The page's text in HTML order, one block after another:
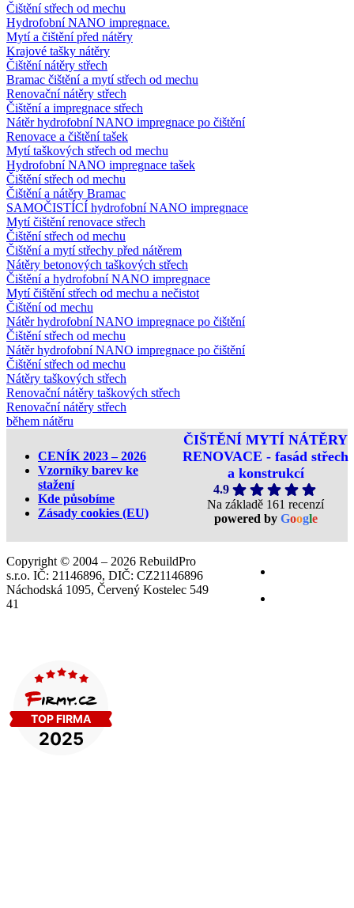
Čištění střech od mechu
Hydrofobní NANO impregnace.
Mytí a čištění před nátěry
Krajové tašky nátěry
Čištění nátěry střech
Bramac čištění a mytí střech od mechu
Renovační nátěry střech
Čištění a impregnace střech
Nátěr hydrofobní NANO impregnace po čištění
Renovace a čištění tašek
Mytí taškových střech od mechu
Hydrofobní NANO impregnace tašek
Čištění střech od mechu
Čištění a nátěry Bramac
SAMOČISTÍCÍ hydrofobní NANO impregnace
Mytí čištění renovace střech
Čištění střech od mechu
Čištění a mytí střechy před nátěrem
Nátěry betonových taškových střech
Čištění a hydrofobní NANO impregnace
Mytí čištění střech od mechu a nečistot
Čištění od mechu
Nátěr hydrofobní NANO impregnace po čištění
Čištění střech od mechu
Nátěr hydrofobní NANO impregnace po čištění
Čištění střech od mechu
Nátěry taškových střech
Renovační nátěry taškových střech
Renovační nátěry střech
během nátěru
CENÍK 2023 – 2026
Vzorníky barev ke
stažení
Kde působíme
Zásady cookies (EU)
ČIŠTĚNÍ MYTÍ NÁTĚRY
RENOVACE - fasád střech
a konstrukcí
4.9
Na základě 161 recenzí
powered by Google
Copyright © 2004 – 2026 RebuildPro
s.r.o. IČ: 21146896, DIČ: CZ21146896
Náchodská 1095, Červený Kostelec 549
41